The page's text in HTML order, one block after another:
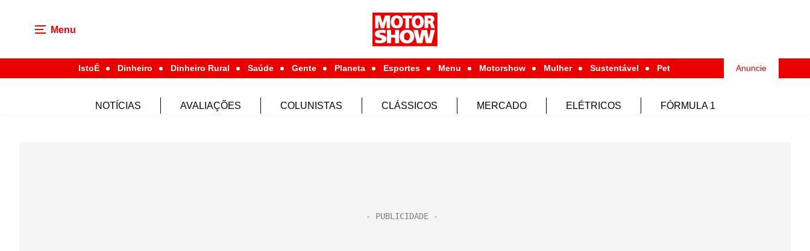
Menu
IstoÉ Dinheiro Dinheiro Rural Saúde Gente Planeta Esportes Menu Motorshow Mulher Sustentável Pet Anuncie
NOTÍCIAS AVALIAÇÕES COLUNISTAS CLÁSSICOS MERCADO ELÉTRICOS FÓRMULA 1